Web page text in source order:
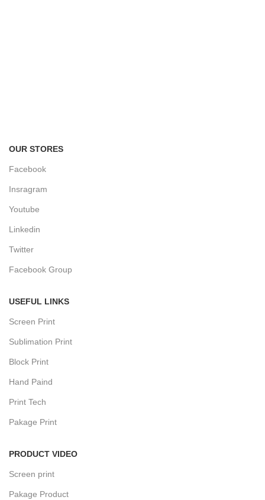
OUR STORES
Facebook
Insragram
Youtube
Linkedin
Twitter
Facebook Group
USEFUL LINKS
Screen Print
Sublimation Print
Block Print
Hand Paind
Print Tech
Pakage Print
PRODUCT VIDEO
Screen print
Pakage Product